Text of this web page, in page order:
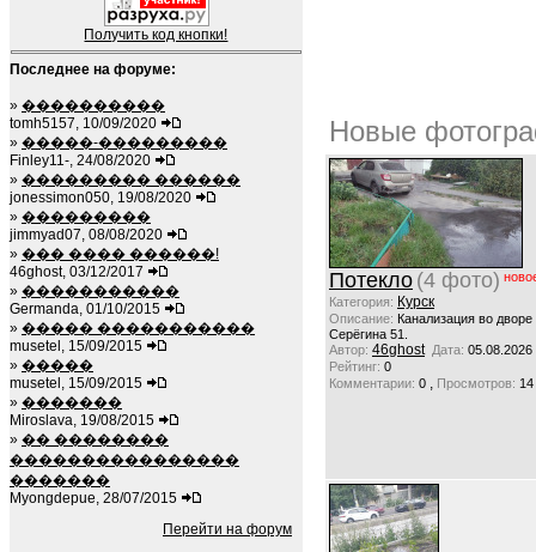
Получить код кнопки!
Последнее на форуме:
» ����������
tomh5157, 10/09/2020
» �����-���������
Finley11-, 24/08/2020
» ��������� ������
jonessimon050, 19/08/2020
» ���������
jimmyad07, 08/08/2020
» ��� ���� ������!
46ghost, 03/12/2017
» �����������
Germanda, 01/10/2015
» ����� �����������
musetel, 15/09/2015
» �����
musetel, 15/09/2015
» �������
Miroslava, 19/08/2015
» �� ��������
����������������
�������
Myongdepue, 28/07/2015
Перейти на форум
Новые
Потекло (4 фото)
Категория: Курск
Описание: Канализация во
Серёгина 51.
Автор: 46ghost Дата: 05.08.2026
Рейтинг: 0
Комментарии: 0 , Просмотров: 14